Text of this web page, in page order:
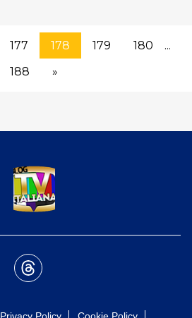
177 178 179 180
...
188
»